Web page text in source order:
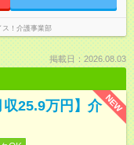
！介護事業部
掲載日：2026.08.03
NEW
25.9万円】介